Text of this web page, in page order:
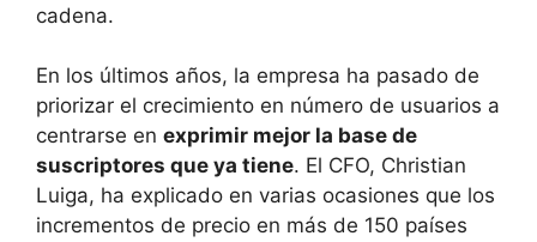
cadena.
En los últimos años, la empresa ha pasado de
priorizar el crecimiento en número de usuarios a
centrarse en exprimir mejor la base de
suscriptores que ya tiene. El CFO, Christian
Luiga, ha explicado en varias ocasiones que los
incrementos de precio en más de 150 países